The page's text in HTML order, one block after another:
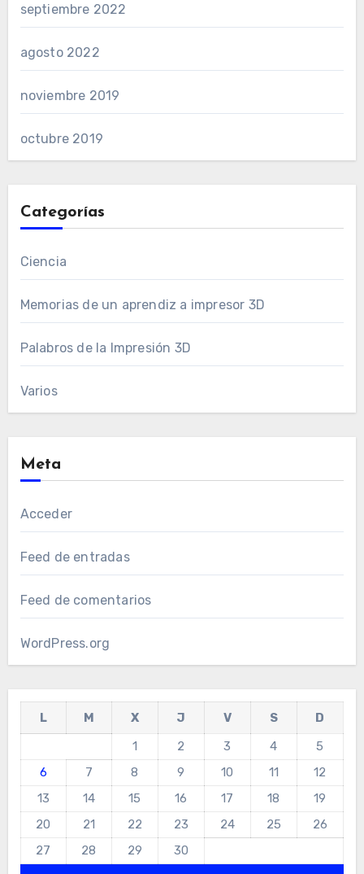
septiembre 2022
agosto 2022
noviembre 2019
octubre 2019
Categorías
Ciencia
Memorias de un aprendiz a impresor 3D
Palabros de la Impresión 3D
Varios
Meta
Acceder
Feed de entradas
Feed de comentarios
WordPress.org
L M X J V S
D
1
2 3 4
5
6
7 8 9 10 11
12
13
14 15 16 17 18
19
20
21 22 23 24 25
26
27
28 29 30